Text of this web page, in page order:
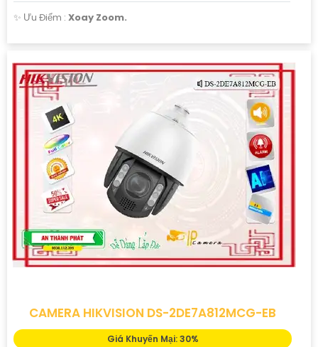
️✨ Ưu Điểm : Xoay Zoom.
CAMERA HIKVISION DS-2DE7A812MCG-EB
Giá Khuyến Mại: 30%